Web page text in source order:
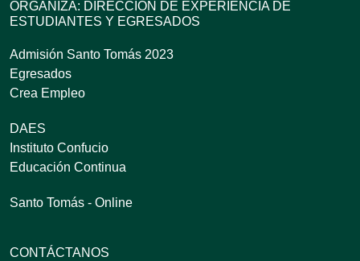
ORGANIZA: DIRECCIÓN DE EXPERIENCIA DE
ESTUDIANTES Y EGRESADOS
Admisión Santo Tomás 2023
Egresados
Crea Empleo
DAES
Instituto Confucio
Educación Continua
Santo Tomás - Online
CONTÁCTANOS